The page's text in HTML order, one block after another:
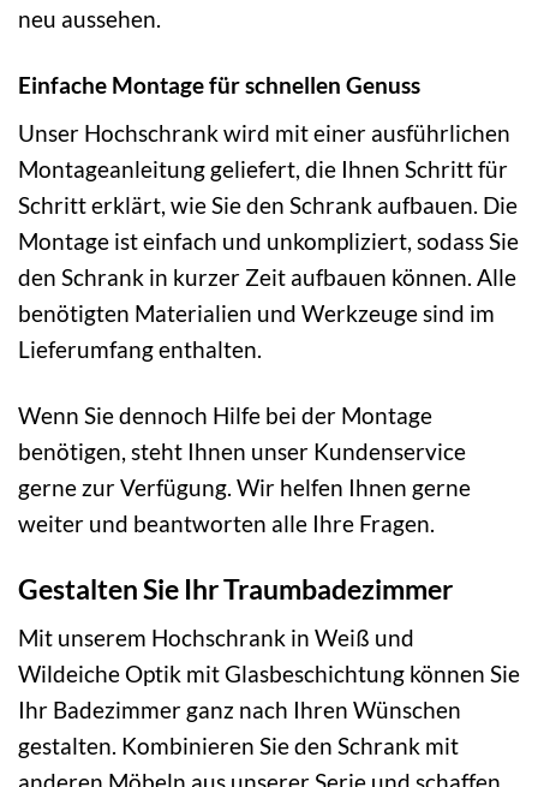
neu aussehen.
Einfache Montage für schnellen Genuss
Unser Hochschrank wird mit einer ausführlichen
Montageanleitung geliefert, die Ihnen Schritt für
Schritt erklärt, wie Sie den Schrank aufbauen. Die
Montage ist einfach und unkompliziert, sodass Sie
den Schrank in kurzer Zeit aufbauen können. Alle
benötigten Materialien und Werkzeuge sind im
Lieferumfang enthalten.
Wenn Sie dennoch Hilfe bei der Montage
benötigen, steht Ihnen unser Kundenservice
gerne zur Verfügung. Wir helfen Ihnen gerne
weiter und beantworten alle Ihre Fragen.
Gestalten Sie Ihr Traumbadezimmer
Mit unserem Hochschrank in Weiß und
Wildeiche Optik mit Glasbeschichtung können Sie
Ihr Badezimmer ganz nach Ihren Wünschen
gestalten. Kombinieren Sie den Schrank mit